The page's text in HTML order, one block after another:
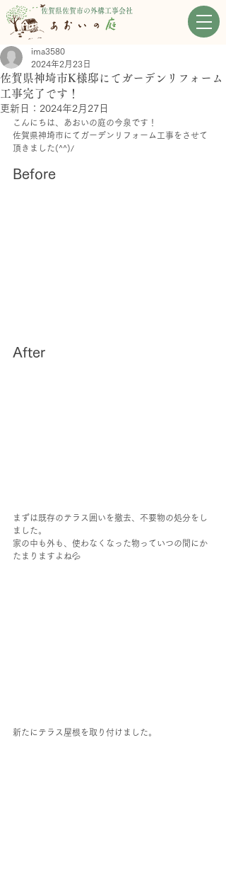
佐賀県佐賀市の外構工事会社
佐賀県神埼市K様邸にてガーデンリフォーム
工事完了です！
ima3580
2024年2月23日
更新日： 2024年2月27日
こんにちは、あおいの庭の今泉です！
佐賀県神埼市にてガーデンリフォーム工事をさせて
頂きました(^^)/
Before
After
まずは既存のテラス囲いを撤去、不要物の処分をし
ました。
家の中も外も、使わなくなった物っていつの間にか
たまりますよね💦
新たにテラス屋根を取り付けました。